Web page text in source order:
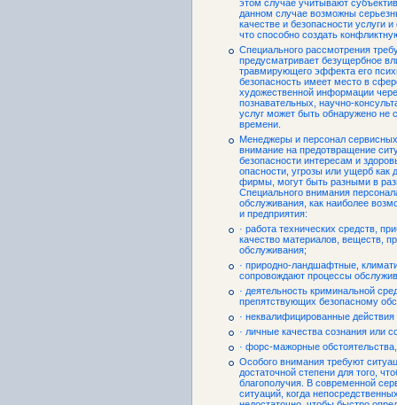
этом случае учитывают
данном случае возможны
качестве и безопасности услуги
что способно создать
Специального рассмотрения
предусматривает безущербное
травмирующего эффекта его
безопасность имеет место в
художественной информации
познавательных, научно-
услуг может быть обнаружено не
времени.
Менеджеры и персонал
внимание на предотвращение
безопасности интересам и
опасности, угрозы или ущерб как
фирмы, могут быть разными в
Специального внимания
обслуживания, как наиболее
и предприятия:
· работа технических средств,
качество материалов, веществ,
обслуживания;
· природно-ландшафтные,
сопровождают процессы
· деятельность криминальной
препятствующих безопасному
· неквалифицированные действия
· личные качества сознания или
· форс-мажорные
Особого внимания требуют
достаточной степени для того,
благополучия. В современной
ситуаций, когда